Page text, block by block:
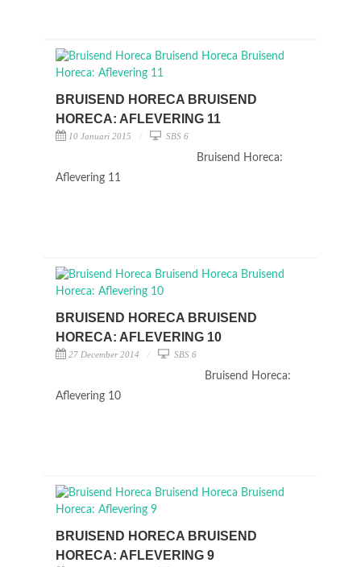
BRUISEND HORECA BRUISEND
HORECA: AFLEVERING 11
10 Januari 2015 SBS 6
Bruisend Horeca:
Aflevering 11
BRUISEND HORECA BRUISEND
HORECA: AFLEVERING 10
27 December 2014 SBS 6
Bruisend Horeca:
Aflevering 10
BRUISEND HORECA BRUISEND
HORECA: AFLEVERING 9